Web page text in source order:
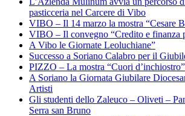
pasticceria nel Carcere di Vibo
VIBO – Il 14 marzo la mostra “Cesare
VIBO – Il convegno “Credito e finanza
A Vibo le Giornate Leoluchiane”
Successo a Soriano Calabro per il
PIZZO – La mostra “Cuori d’inchiostro”
A Soriano la Giornata Giubilare
Artisti
Gli studenti dello Zaleuco – Oliveti –
Serra san Bruno